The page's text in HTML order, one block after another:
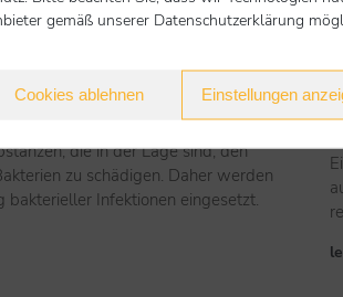
gemäß unserer Datenschutzerklärung
Cookies ablehnen Einstellungen
die in der Lage sind, den
zu schädigen. Daher werden
bakterieller Infektionen eingesetzt.